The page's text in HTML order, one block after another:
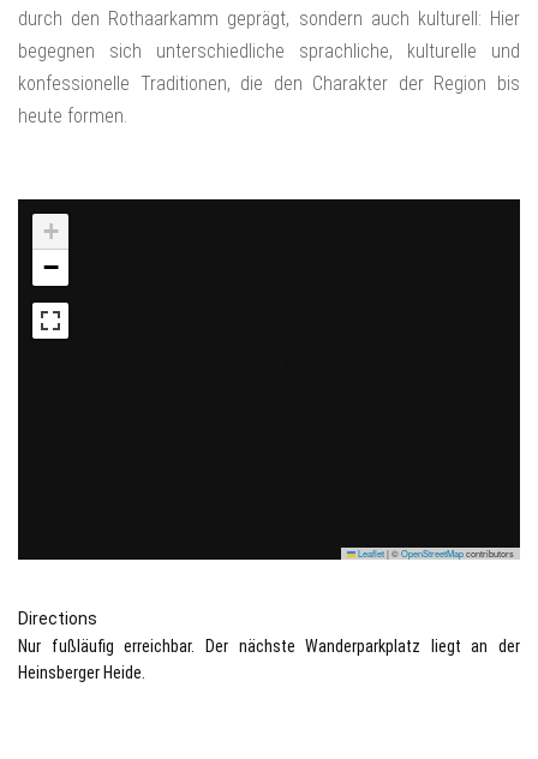
durch den Rothaarkamm geprägt, sondern auch kulturell: Hier
begegnen sich unterschiedliche sprachliche, kulturelle und
konfessionelle Traditionen, die den Charakter der Region bis
heute formen.
+
−
Leaflet|©OpenStreetMapcontributors
Directions
Nur fußläufig erreichbar. Der nächste Wanderparkplatz liegt an der
Heinsberger Heide.